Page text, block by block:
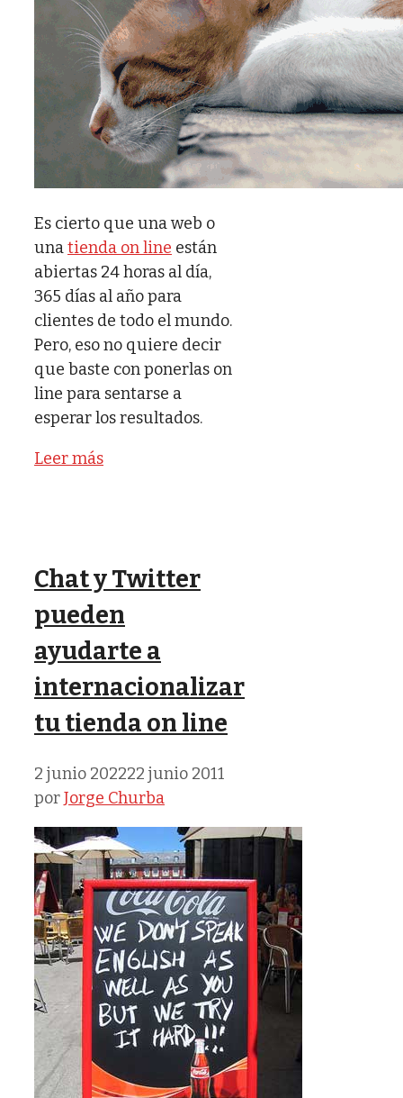
Es cierto que una web o
unatienda on line están
abiertas 24 horas al día,
365 días al año para
clientes de todo el mundo.
Pero, eso no quiere decir
que baste con ponerlas on
line para sentarse a
esperar los resultados.
Leer más
Chat y Twitter
pueden
ayudarte a
internacionalizar
tu tienda on line
2 junio 202222 junio 2011
porJorge Churba